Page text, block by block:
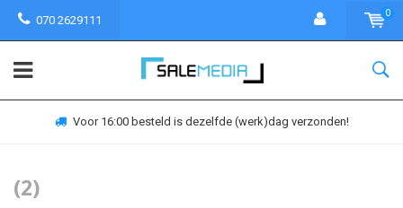
070 2629111
0
Voor 16:00 besteld is dezelfde (werk)dag verzonden!
(2)